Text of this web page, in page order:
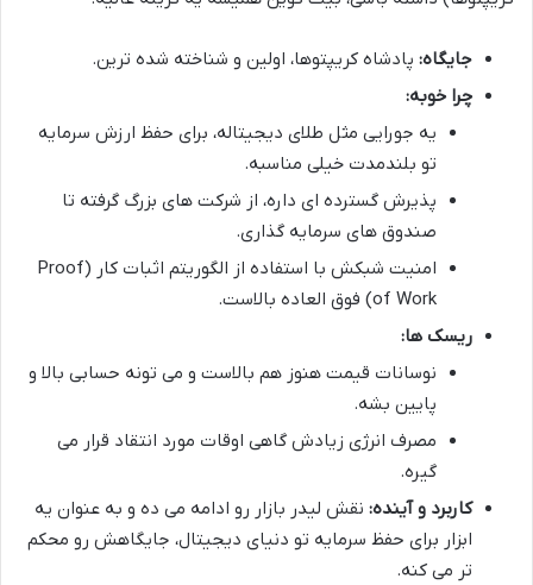
جایگاه: پادشاه کریپتوها، اولین و شناخته شده ترین.
چرا خوبه:
یه جورایی مثل طلای دیجیتاله، برای حفظ ارزش سرمایه
تو بلندمدت خیلی مناسبه.
پذیرش گسترده ای داره، از شرکت های بزرگ گرفته تا
صندوق های سرمایه گذاری.
امنیت شبکش با استفاده از الگوریتم اثبات کار (Proof
of Work) فوق العاده بالاست.
ریسک ها:
نوسانات قیمت هنوز هم بالاست و می تونه حسابی بالا و
پایین بشه.
مصرف انرژی زیادش گاهی اوقات مورد انتقاد قرار می
گیره.
کاربرد و آینده: نقش لیدر بازار رو ادامه می ده و به عنوان یه
ابزار برای حفظ سرمایه تو دنیای دیجیتال، جایگاهش رو محکم
تر می کنه.